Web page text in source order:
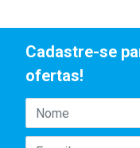
Cadastre-se
ofertas!